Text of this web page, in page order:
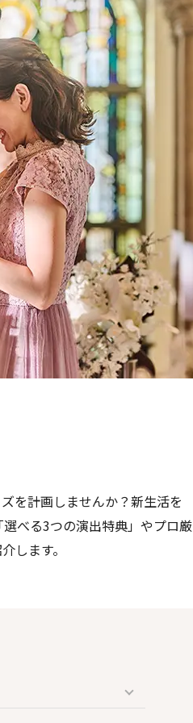
を計画しませんか？新生活を
べる3つの演出特典」やプロ厳
します。